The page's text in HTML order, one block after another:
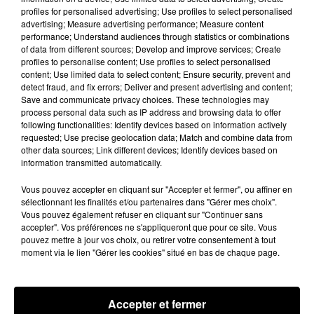
Publié : 17 avril 2019 à 8h23 par Diane Thibaudier
femme avec un côté tactile très développé. Et ce
résultat s'explique finalement assez facilement :
la maman est en général très présente dans
l'éducation des enfants qui attachent donc
beaucoup d'importance aux valeurs développées
par leur mère.
Autre fait plus étonnant : les hommes ont
également tendance à aller vers les femmes qui
ressemblent physiquement à leur mère. Cette
datant de l'évolution humaine. En revanche, les
femmes ne choisiraient pas un compagnon qui
ressemble à leur père.
single entre amour et...
profiles for personalised advertising; Use profiles to select personalised
advertising; Measure advertising performance; Measure content
performance; Understand audiences through statistics or combinations
of data from different sources; Develop and improve services; Create
profiles to personalise content; Use profiles to select personalised
content; Use limited data to select content; Ensure security, prevent and
detect fraud, and fix errors; Deliver and present advertising and content;
Save and communicate privacy choices. These technologies may
process personal data such as IP address and browsing data to offer
following functionalities: Identify devices based on information actively
requested; Use precise geolocation data; Match and combine data from
other data sources; Link different devices; Identify devices based on
information transmitted automatically.
Vous pouvez accepter en cliquant sur "Accepter et fermer", ou affiner en
sélectionnant les finalités et/ou partenaires dans "Gérer mes choix".
Vous pouvez également refuser en cliquant sur "Continuer sans
accepter". Vos préférences ne s'appliqueront que pour ce site. Vous
pouvez mettre à jour vos choix, ou retirer votre consentement à tout
moment via le lien "Gérer les cookies" situé en bas de chaque page.
Accepter et fermer